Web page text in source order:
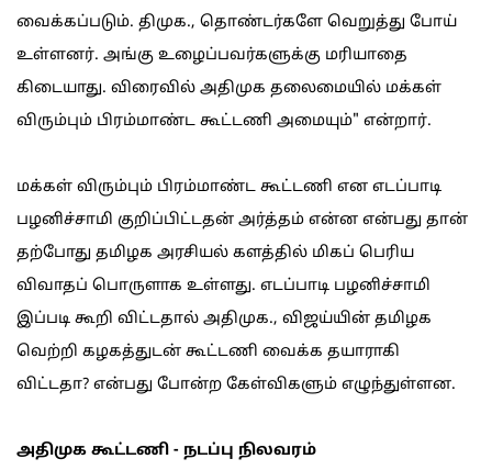
வைக்கப்படும். திமுக., தொண்டர்களே வெறுத்து போய்
உள்ளனர். அங்கு உழைப்பவர்களுக்கு மரியாதை
கிடையாது. விரைவில் அதிமுக தலைமையில் மக்கள்
விரும்பும் பிரம்மாண்ட கூட்டணி அமையும்" என்றார்.
மக்கள் விரும்பும் பிரம்மாண்ட கூட்டணி என எடப்பாடி
பழனிச்சாமி குறிப்பிட்டதன் அர்த்தம் என்ன என்பது தான்
தற்போது தமிழக அரசியல் களத்தில் மிகப் பெரிய
விவாதப் பொருளாக உள்ளது. எடப்பாடி பழனிச்சாமி
இப்படி கூறி விட்டதால் அதிமுக., விஜய்யின் தமிழக
வெற்றி கழகத்துடன் கூட்டணி வைக்க தயாராகி
விட்டதா? என்பது போன்ற கேள்விகளும் எழுந்துள்ளன.
அதிமுக கூட்டணி - நடப்பு நிலவரம்